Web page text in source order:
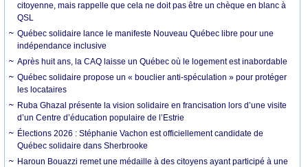
citoyenne, mais rappelle que cela ne doit pas être un chèque en blanc à
QSL
Québec solidaire lance le manifeste Nouveau Québec libre pour une
indépendance inclusive
Après huit ans, la CAQ laisse un Québec où le logement est inabordable
Québec solidaire propose un « bouclier anti-spéculation » pour protéger
les locataires
Ruba Ghazal présente la vision solidaire en francisation lors d’une visite
d’un Centre d’éducation populaire de l’Estrie
Élections 2026 : Stéphanie Vachon est officiellement candidate de
Québec solidaire dans Sherbrooke
Haroun Bouazzi remet une médaille à des citoyens ayant participé à une